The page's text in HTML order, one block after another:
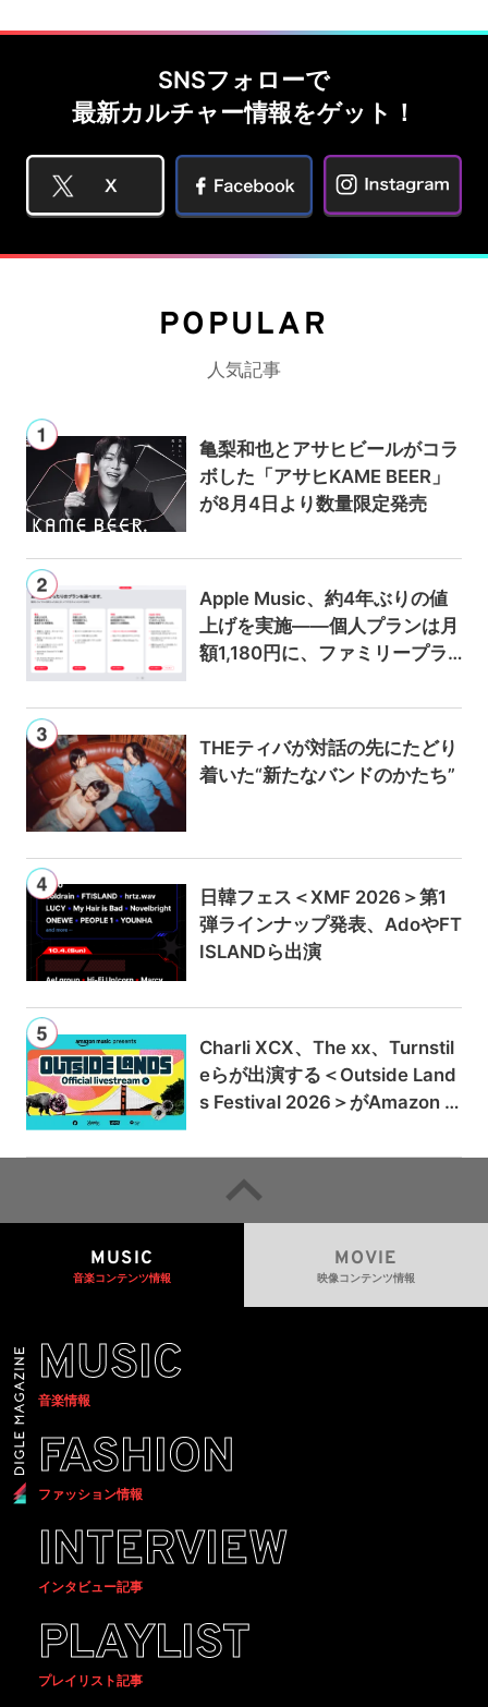
SNSフォローで
最新カルチャー情報をゲット！
POPULAR
人気記事
亀梨和也とアサヒビールがコラ
ボした「アサヒKAME BEER」
が8月4日より数量限定発売
Apple Music、約4年ぶりの値
上げを実施——個人プランは月
額1,180円に、ファミリープラ
THEティバが対話の先にたどり
着いた“新たなバンドのかたち”
日韓フェス＜XMF 2026＞第1
弾ラインナップ発表、AdoやFT
ISLANDら出演
Charli XCX、The xx、Turnstil
eらが出演する＜Outside Land
s Festival 2026＞がAmazon M
ブ配信
MUSIC
音楽コンテンツ情報
MOVIE
映像コンテンツ情報
MUSIC
音楽情報
FASHION
ファッション情報
INTERVIEW
インタビュー記事
PLAYLIST
プレイリスト記事